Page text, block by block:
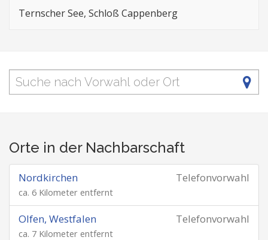
Ternscher See, Schloß Cappenberg
Orte in der Nachbarschaft
Telefonvorwahl
Nordkirchen
ca. 6 Kilometer entfernt
Telefonvorwahl
Olfen, Westfalen
ca. 7 Kilometer entfernt